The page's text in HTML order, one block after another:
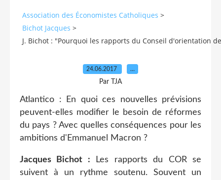
Association des Économistes Catholiques >
Bichot Jacques >
J. Bichot : "Pourquoi les rapports du Conseil d'orientation
24.06.2017 …
Par TJA
Atlantico : En quoi ces nouvelles prévisions
peuvent-elles modifier le besoin de réformes
du pays ? Avec quelles conséquences pour les
ambitions d'Emmanuel Macron ?
Jacques Bichot : Les rapports du COR se
suivent à un rythme soutenu. Souvent un